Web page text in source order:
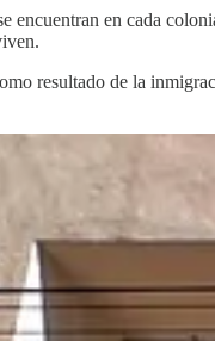
encuentran en cada
resultado de la